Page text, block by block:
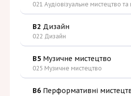
021 Аудіовізуальне мистецтво
B2 Дизайн
022 Дизайн
B5 Музичне мистецтво
025 Музичне мистецтво
B6 Перформативні